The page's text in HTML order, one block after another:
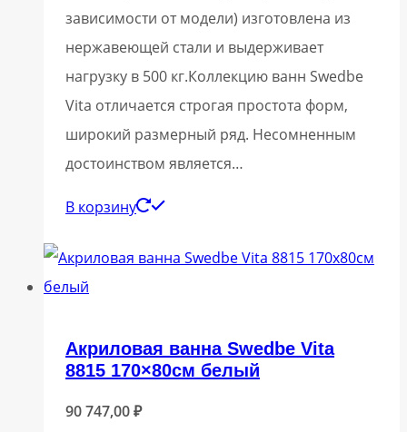
зависимости от модели) изготовлена из
нержавеющей стали и выдерживает
нагрузку в 500 кг.Коллекцию ванн Swedbe
Vita отличается строгая простота форм,
широкий размерный ряд. Несомненным
достоинством является…
В корзину
Акриловая ванна Swedbe Vita
8815 170×80см белый
90 747,00₽